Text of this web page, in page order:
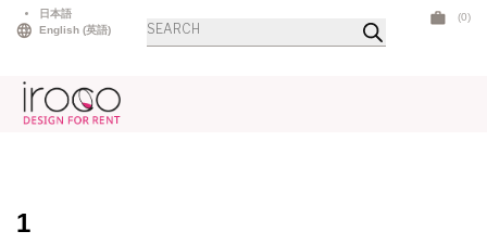
日本語
English (英語)
商
品
(0)
1